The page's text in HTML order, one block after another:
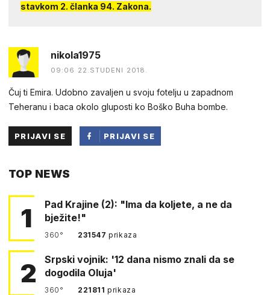
stavkom 2. članka 94. Zakona.
nikola1975
09:06 22.STUDENI 2018.
Čuj ti Emira. Udobno zavaljen u svoju fotelju u zapadnom
Teheranu i baca okolo gluposti ko Boško Buha bombe.
PRIJAVI SE
PRIJAVI SE
TOP NEWS
1
Pad Krajine (2): "Ima da koljete, a ne da
bježite!"
360° 231547prikaza
2
Srpski vojnik: '12 dana nismo znali da se
dogodila Oluja'
360° 221811prikaza